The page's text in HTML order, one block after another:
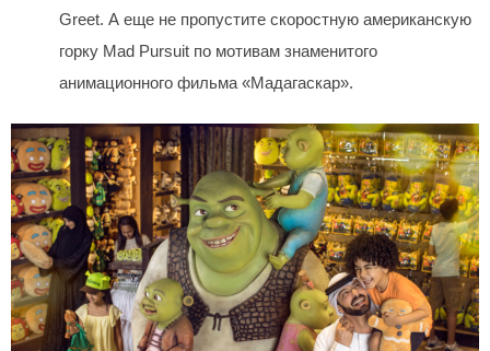
Greet. А еще не пропустите скоростную американскую
горку Mad Pursuit по мотивам знаменитого
анимационного фильма «Мадагаскар».